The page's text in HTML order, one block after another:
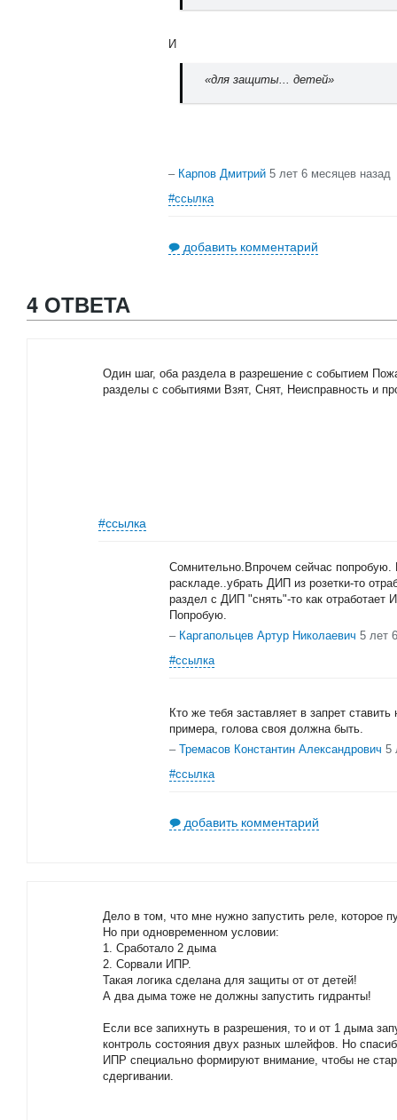
И
«для защиты... детей»
– Карпов Дмитрий 5 лет 6 месяцев назад
#ссылка
добавить комментарий
4 ОТВЕТА
Один шаг, оба раздела в разрешение с событием
разделы с событиями Взят, Снят, Неисправность и
#ссылка
Сомнительно.Впрочем сейчас
раскладе..убрать ДИП из розетки-то
раздел с ДИП "снять"-то как отработает
Попробую.
– Каргапольцев Артур Николаевич 5 лет
#ссылка
Кто же тебя заставляет в запрет
примера, голова своя должна быть.
– Тремасов Константин Александрович 5
#ссылка
добавить комментарий
Дело в том, что мне нужно запустить реле, которое
Но при одновременном условии:
1. Сработало 2 дыма
2. Сорвали ИПР.
Такая логика сделана для защиты от от детей!
А два дыма тоже не должны запустить гидранты!
Если все запихнуть в разрешения, то и от 1 дыма
контроль состояния двух разных шлейфов. Но
ИПР специально формируют внимание, чтобы не
сдергивании.